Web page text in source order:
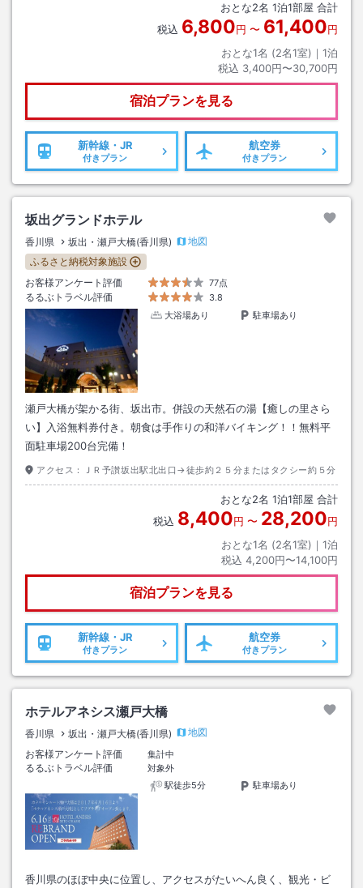
おとな2名 1泊1部屋 合計
税込 6,800円 〜 61,400円
おとな1名 (2名1室)｜ 1泊
税込 3,400円〜30,700円
宿泊プランを見る
新幹線・JR
付きプラン
航空券
付きプラン
坂出グランドホテル
香川県 坂出・瀬戸大橋(香川県)
地図
ふるさと納税対象施設
お客様アンケート評価
77点
るるぶトラベル評価
3.8
大浴場あり
駐車場あり
瀬戸大橋が架かる街、坂出市。併設の天然石の湯【癒しの里さら
い】入浴無料券付き。朝食は手作りの和洋バイキング！！無料平
面駐車場200台完備！
アクセス： ＪＲ予讃坂出駅北出口→徒歩約２５分またはタクシー約５分
おとな2名 1泊1部屋 合計
税込 8,400円 〜 28,200円
おとな1名 (2名1室)｜ 1泊
税込 4,200円〜14,100円
宿泊プランを見る
新幹線・JR
付きプラン
航空券
付きプラン
ホテルアネシス瀬戸大橋
香川県 坂出・瀬戸大橋(香川県)
地図
お客様アンケート評価
集計中
るるぶトラベル評価
対象外
駅徒歩5分
駐車場あり
香川県のほぼ中央に位置し、アクセスがたいへん良く、観光・ビ